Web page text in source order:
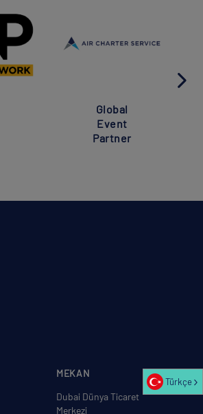
Global
Event
Partner
MEKAN
Dubai Dünya Ticaret
Merkezi
Türkçe